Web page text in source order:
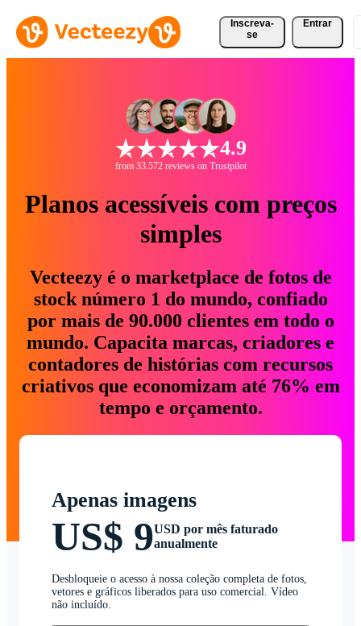
Inscreva-
se
Entrar
4.9
from 33.572 reviews on Trustpilot
Planos acessíveis com preços
simples
Vecteezy é o marketplace de fotos de
stock número 1 do mundo, confiado
por mais de 90.000 clientes em todo o
mundo. Capacita marcas, criadores e
contadores de histórias com recursos
criativos que economizam até 76% em
tempo e orçamento.
Apenas imagens
US$ 9USD por mês faturado
anualmente
Desbloqueie o acesso à nossa coleção completa de fotos,
vetores e gráficos liberados para uso comercial. Vídeo
não incluído.